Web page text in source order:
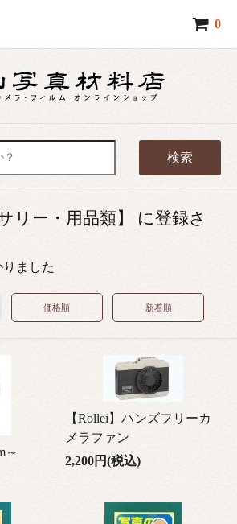
0
検索
リー・用品類】 に登録さ
ました
価格順 新着順
～
【Rollei】ハンズフリーカ
メラファン
2,200円(税込)